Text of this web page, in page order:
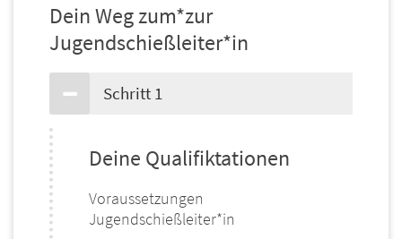
Dein Weg zum*zur
Jugendschießleiter*in
Schritt 1
Deine Qualifiktationen
Voraussetzungen
Jugendschießleiter*in